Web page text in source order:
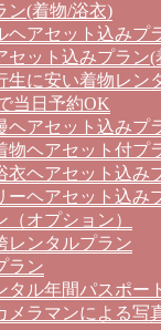
ン(着物/浴衣)
ヘアセット込みプ
セット込みプラン(
生に安い着物レン
当日予約OK
ヘアセット込みプ
物ヘアセット付プ
衣ヘアセット込み
ーヘアセット込み
（オプション）
レンタルプラン
ラン
タル年間パスポー
メラマンによる写